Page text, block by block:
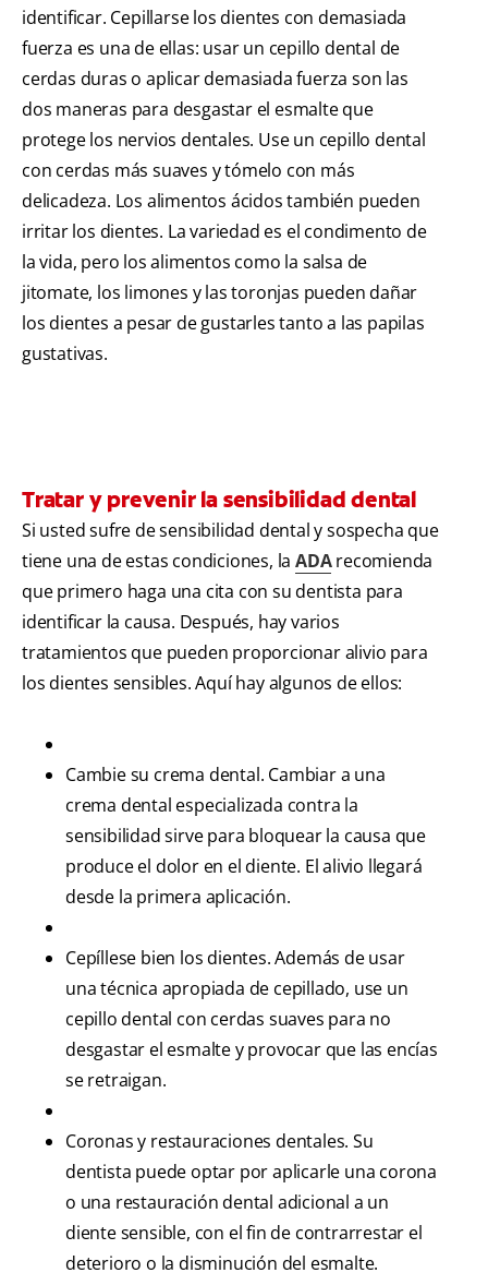
identificar. Cepillarse los dientes con demasiada
fuerza es una de ellas: usar un cepillo dental de
cerdas duras o aplicar demasiada fuerza son las
dos maneras para desgastar el esmalte que
protege los nervios dentales. Use un cepillo dental
con cerdas más suaves y tómelo con más
delicadeza. Los alimentos ácidos también pueden
irritar los dientes. La variedad es el condimento de
la vida, pero los alimentos como la salsa de
jitomate, los limones y las toronjas pueden dañar
los dientes a pesar de gustarles tanto a las papilas
gustativas.
Tratar y prevenir la sensibilidad dental
Si usted sufre de sensibilidad dental y sospecha que
tiene una de estas condiciones, laADArecomienda
que primero haga una cita con su dentista para
identificar la causa. Después, hay varios
tratamientos que pueden proporcionar alivio para
los dientes sensibles. Aquí hay algunos de ellos:
Cambie su crema dental. Cambiar a una
crema dental especializada contra la
sensibilidad sirve para bloquear la causa que
produce el dolor en el diente. El alivio llegará
desde la primera aplicación.
Cepíllese bien los dientes. Además de usar
una técnica apropiada de cepillado, use un
cepillo dental con cerdas suaves para no
desgastar el esmalte y provocar que las encías
se retraigan.
Coronas y restauraciones dentales. Su
dentista puede optar por aplicarle una corona
o una restauración dental adicional a un
diente sensible, con el fin de contrarrestar el
deterioro o la disminución del esmalte.